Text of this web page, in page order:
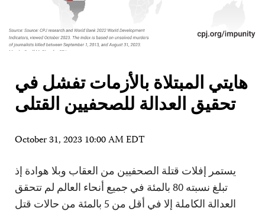
هايتي المبتلاة بالأزمات تفشل في
تحقيق العدالة للصحفيين القتلى
October 31, 2023 10:00 AM EDT
يستمر إفلات قتلة الصحفيين من العقاب وبلا هوادة إذ
تبلغ نسبته 80 بالمئة في جميع أنحاء العالم لم تتحقق
العدالة الكاملة إلا في أقل من 5 بالمئة من حالات قتل